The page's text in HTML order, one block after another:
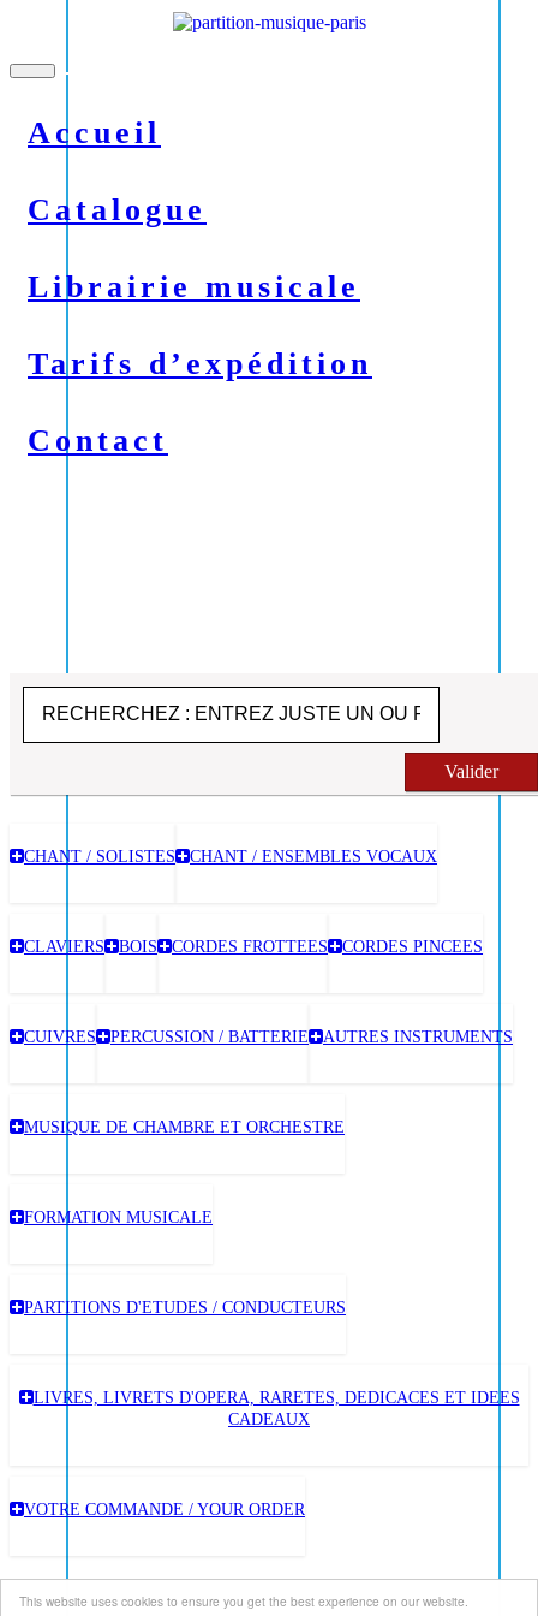
This website uses cookies to ensure you get the best experience on our website.
Toggle
Accueil
Catalogue
Librairie musicale
Tarifs d’expédition
Contact
Valider
CHANT / SOLISTES CHANT / ENSEMBLES VOCAUX
CLAVIERS BOIS CORDES FROTTEES CORDES PINCEES
CUIVRES PERCUSSION / BATTERIE AUTRES INSTRUMENTS
MUSIQUE DE CHAMBRE ET ORCHESTRE
FORMATION MUSICALE
PARTITIONS D'ETUDES / CONDUCTEURS
LIVRES, LIVRETS D'OPERA, RARETES, DEDICACES ET IDEES
CADEAUX
VOTRE COMMANDE / YOUR ORDER